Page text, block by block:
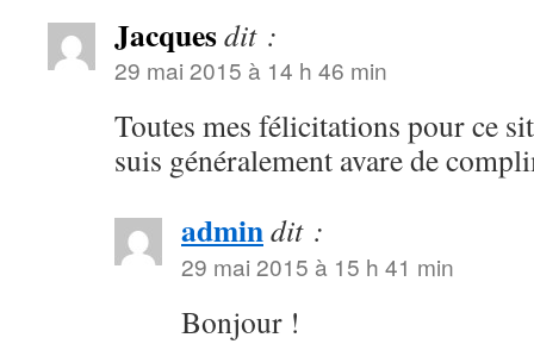
Jacquesdit :
29 mai 2015 à 14 h 46 min
Toutes mes félicitations pour ce
suis généralement avare de
admindit :
29 mai 2015 à 15 h 41 min
Bonjour !